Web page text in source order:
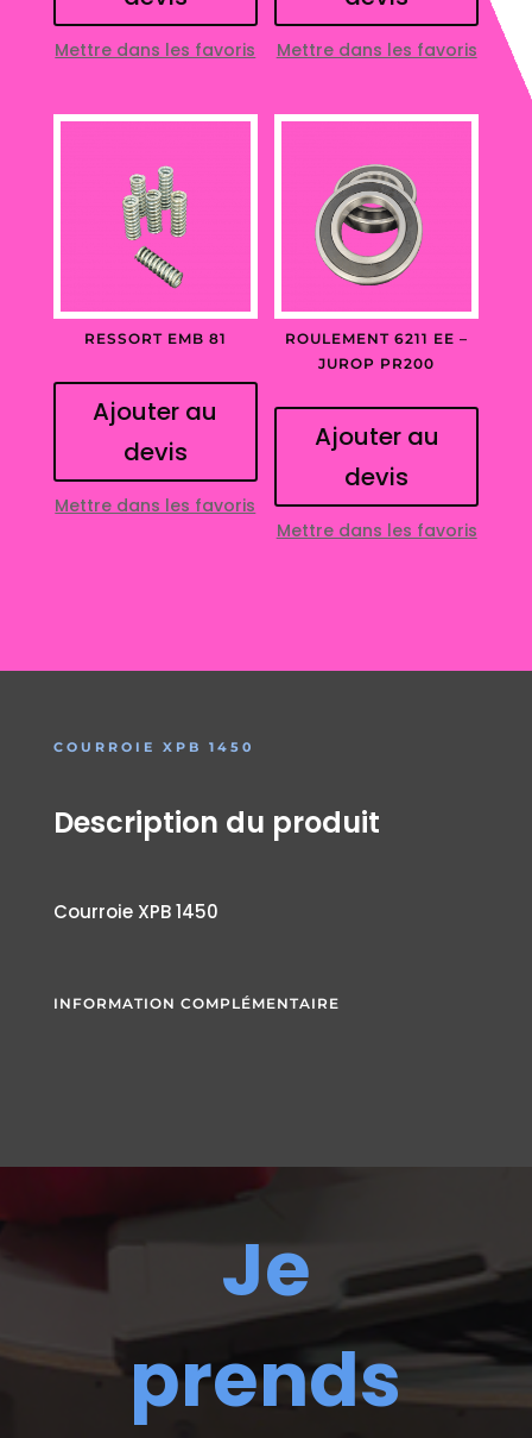
Mettre dans les favoris Mettre dans les favoris
RESSORT EMB 81
Ajouter au
devis
Mettre dans les favoris
ROULEMENT 6211 EE –
JUROP PR200
Ajouter au
devis
Mettre dans les favoris
COURROIE XPB 1450
Description du produit
Courroie XPB 1450
INFORMATION COMPLÉMENTAIRE
Je
prends